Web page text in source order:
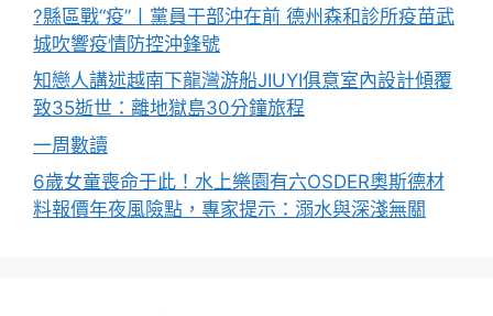
?縣區戰“疫”丨黨員干部沖在前 德州森和診所疫苗武
城吹響疫情防控沖鋒號
知戀人講述越南下龍灣游船JIUYI俱意室內設計傾覆
致35逝世：離地獄島30分鐘旅程
一周數讀
6歲女童喪命于此！水上樂園有六OSDER奧斯德材
料報價年夜風險點，專家提示：溺水與深淺無關